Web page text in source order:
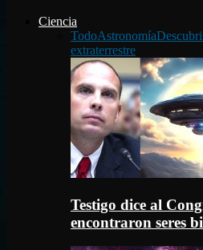
Ciencia
TodoAstronomía
extraterrestre
Testigo dice al
encontraron seres